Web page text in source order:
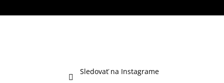
Sledovať na Instagrame